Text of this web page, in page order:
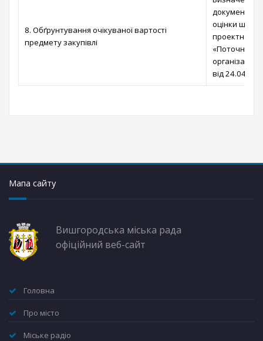
8. Обґрунтування очікуваної вартості
предмету закупівлі
оцінки щодо
проектної
«Поточний
організації
від
Мапа сайту
Вишгородська міська рада
офіційний веб-сайт
Головна
Про місто
Міське радіо